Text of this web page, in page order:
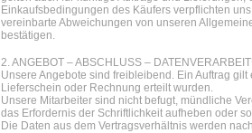
Einkaufsbedingungen des Käufers verpflichten
vereinbarte Abweichungen von unseren
bestätigen.
2. ANGEBOT – ABSCHLUSS –
Unsere Angebote sind freibleibend. Ein Auftrag
Lieferschein oder Rechnung erteilt wurden.
Unsere Mitarbeiter sind nicht befugt, mündliche
das Erfordernis der Schriftlichkeit aufheben oder
Die Daten aus dem Vertragsverhältnis werden